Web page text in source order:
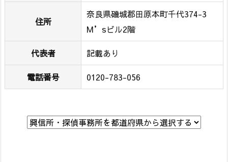
ガ
ル
エ
ー
ジ
ン
シ
住所
奈良県磯城郡田原本町千代374-3
M’sビル2階
代表者 記載あり
電話番号 0120-783-056